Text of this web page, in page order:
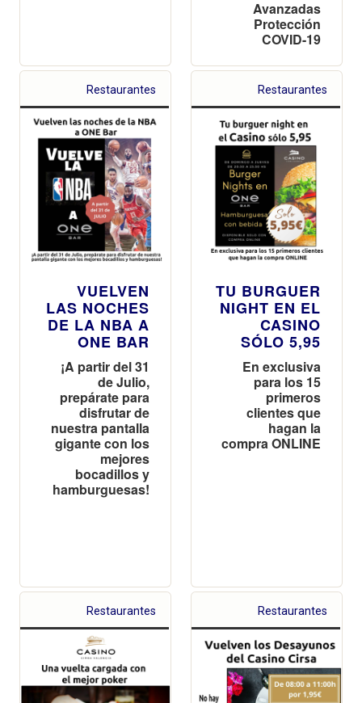
Avanzadas
Protección
COVID-19
Restaurantes
VUELVEN
LAS NOCHES
DE LA NBA A
ONE BAR
¡A partir del 31
de Julio,
prepárate para
disfrutar de
nuestra pantalla
gigante con los
mejores
bocadillos y
hamburguesas!
Restaurantes
TU BURGUER
NIGHT EN EL
CASINO
SÓLO 5,95
En exclusiva
para los 15
primeros
clientes que
hagan la
compra ONLINE
Restaurantes Restaurantes